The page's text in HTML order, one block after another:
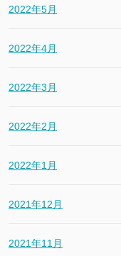
2022年5月
2022年4月
2022年3月
2022年2月
2022年1月
2021年12月
2021年11月